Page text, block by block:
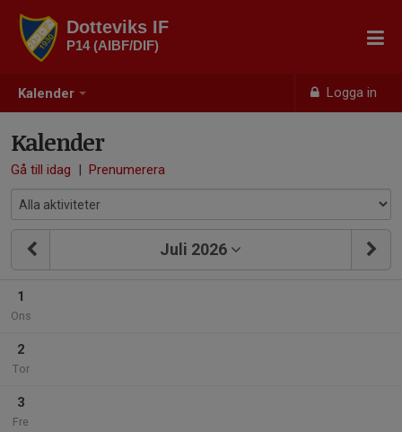
Kalender Logga in
Dotteviks IF
P14 (AIBF/DIF)
Kalender
Gå till idag | Prenumerera
Juli 2026
1
Ons
2
Tor
3
Fre